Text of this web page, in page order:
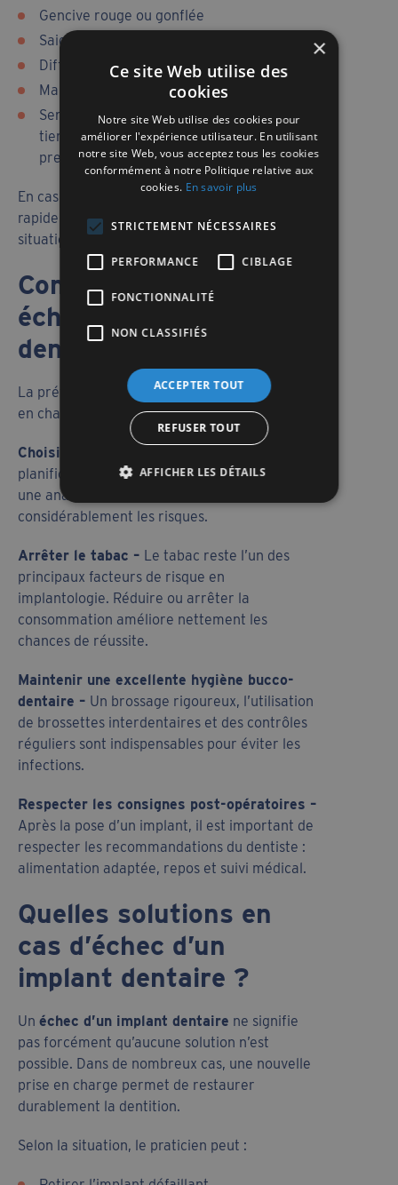
Gencive rouge ou gonflée
Saignements autour de l’implant
Difficulté à mâcher
Mauvaise haleine persistante
Sensation qu’un implant dentaire qui ne
tient pas bouge légèrement sous la
pression
En cas de doute, il est essentiel de consulter
rapidement un spécialiste afin d’évaluer la
situation.
Comment prévenir un
échec d’implant
dentaire ?
La prévention repose avant tout sur une prise
en charge de qualité et un bon suivi.
Choisir un praticien expérimenté –
planification précise grâce à l’imagerie 3D et à
une analyse complète de la mâchoire réduit
considérablement les risques.
Arrêter le tabac – Le tabac reste l’un des
principaux facteurs de risque en
implantologie. Réduire ou arrêter la
consommation améliore nettement les
chances de réussite.
Maintenir une excellente hygiène bucco-
dentaire – Un brossage rigoureux, l’utilisation
de brossettes interdentaires et des contrôles
réguliers sont indispensables pour éviter les
infections.
Respecter les consignes post-opératoires –
Après la pose d’un implant, il est important de
respecter les recommandations du dentiste :
alimentation adaptée, repos et suivi médical.
Quelles solutions en
cas d’échec d’un
implant dentaire ?
Un échec d’un implant dentaire ne signifie
pas forcément qu’aucune solution n’est
possible. Dans de nombreux cas, une nouvelle
prise en charge permet de restaurer
durablement la dentition.
Selon la situation, le praticien peut :
×
Ce site Web utilise des
cookies
Notre site Web utilise des cookies pour
améliorer l'expérience utilisateur. En utilisant
notre site Web, vous acceptez tous les cookies
conformément à notre Politique relative aux
cookies. En savoir plus
STRICTEMENT NÉCESSAIRES
PERFORMANCE CIBLAGE
FONCTIONNALITÉ
NON CLASSIFIÉS
ACCEPTER TOUT
REFUSER TOUT
AFFICHER LES DÉTAILS